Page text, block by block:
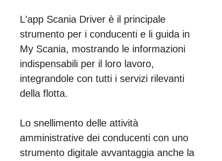
L'app Scania Driver è il principale
strumento per i conducenti e li guida in
My Scania, mostrando le informazioni
indispensabili per il loro lavoro,
integrandole con tutti i servizi rilevanti
della flotta.
Lo snellimento delle attività
amministrative dei conducenti con uno
strumento digitale avvantaggia anche la